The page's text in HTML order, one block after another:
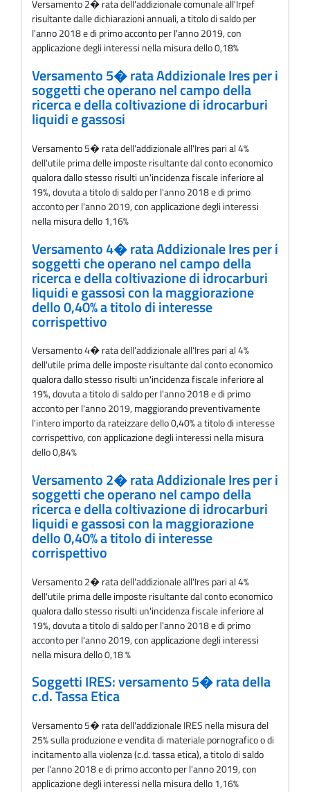
Versamento 2� rata delI'addizionale comunale all'Irpef
risultante dalle dichiarazioni annuali, a titolo di saldo per
l'anno 2018 e di primo acconto per l'anno 2019, con
applicazione degli interessi nella misura dello 0,18%
Versamento 5� rata Addizionale Ires per i
soggetti che operano nel campo della
ricerca e della coltivazione di idrocarburi
liquidi e gassosi
Versamento 5� rata dell'addizionale all'Ires pari al 4%
dell'utile prima delle imposte risultante dal conto economico
qualora dallo stesso risulti un'incidenza fiscale inferiore al
19%, dovuta a titolo di saldo per l'anno 2018 e di primo
acconto per l'anno 2019, con applicazione degli interessi
nella misura dello 1,16%
Versamento 4� rata Addizionale Ires per i
soggetti che operano nel campo della
ricerca e della coltivazione di idrocarburi
liquidi e gassosi con la maggiorazione
dello 0,40% a titolo di interesse
corrispettivo
Versamento 4� rata dell'addizionale all'Ires pari al 4%
dell'utile prima delle imposte risultante dal conto economico
qualora dallo stesso risulti un'incidenza fiscale inferiore al
19%, dovuta a titolo di saldo per l'anno 2018 e di primo
acconto per l'anno 2019, maggiorando preventivamente
l'intero importo da rateizzare dello 0,40% a titolo di interesse
corrispettivo, con applicazione degli interessi nella misura
dello 0,84%
Versamento 2� rata Addizionale Ires per i
soggetti che operano nel campo della
ricerca e della coltivazione di idrocarburi
liquidi e gassosi con la maggiorazione
dello 0,40% a titolo di interesse
corrispettivo
Versamento 2� rata dell'addizionale all'Ires pari al 4%
dell'utile prima delle imposte risultante dal conto economico
qualora dallo stesso risulti un'incidenza fiscale inferiore al
19%, dovuta a titolo di saldo per l'anno 2018 e di primo
acconto per l'anno 2019, con applicazione degli interessi
nella misura dello 0,18 %
Soggetti IRES: versamento 5� rata della
c.d. Tassa Etica
Versamento 5� rata dell'addizionale IRES nella misura del
25% sulla produzione e vendita di materiale pornografico o di
incitamento alla violenza (c.d. tassa etica), a titolo di saldo
per l'anno 2018 e di primo acconto per l'anno 2019, con
applicazione degli interessi nella misura dello 1,16%